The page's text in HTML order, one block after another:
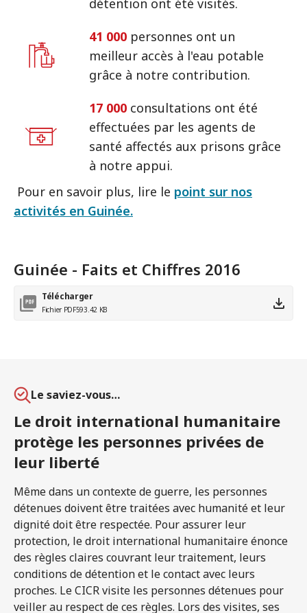
détention ont été visités.
41 000 personnes ont un
meilleur accès à l'eau potable
grâce à notre contribution.
17 000 consultations ont été
effectuées par les agents de
santé affectés aux prisons grâce
à notre appui.
Pour en savoir plus, lire le point sur nos
activités en Guinée.
Guinée - Faits et Chiffres 2016
Télécharger
Fichier PDF593.42 KB
Le saviez-vous…
Le droit international humanitaire
protège les personnes privées de
leur liberté
Même dans un contexte de guerre, les personnes
détenues doivent être traitées avec humanité et leur
dignité doit être respectée. Pour assurer leur
protection, le droit international humanitaire énonce
des règles claires couvrant leur traitement, leurs
conditions de détention et le contact avec leurs
proches. Le CICR visite les personnes détenues pour
veiller au respect de ces règles. Lors des visites, ses